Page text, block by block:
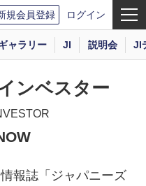
規会員登録 ログイン
ャラリー JI 説明会 JI
ンベスター
報誌「ジャパニーズ